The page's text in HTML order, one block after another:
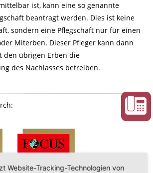
ist, kann eine so genannte
beantragt werden. Dies ist keine
sondern eine Pflegschaft nur für einen
Miterben. Dieser Pfleger kann dann
den übrigen Erben die
des Nachlasses betreiben.
Website-Tracking-Technologien von